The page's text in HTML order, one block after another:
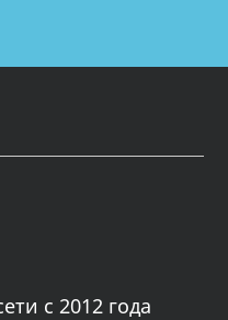
с 2012 года